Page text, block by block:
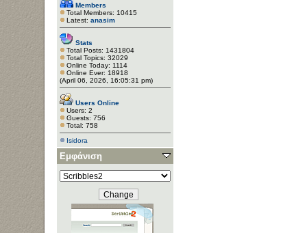
Members
Total Members: 10415
Latest: anasim
Stats
Total Posts: 1431804
Total Topics: 32029
Online Today: 1114
Online Ever: 18918
(April 06, 2026, 16:05:31 pm)
Users Online
Users: 2
Guests: 756
Total: 758
Isidora
Εμφάνιση